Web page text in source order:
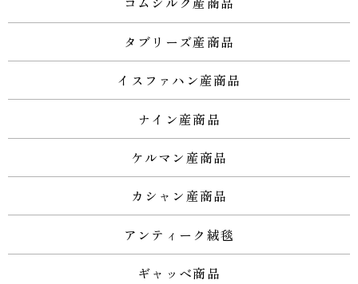
タブリーズ産商品
イスファハン産商品
ナイン産商品
ケルマン産商品
カシャン産商品
アンティーク絨毯
ギャッベ商品